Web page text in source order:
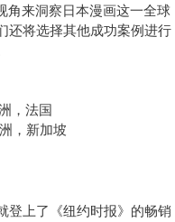
角来洞察日本漫画这一全球
还将选择其他成功案例进行
，法国
，新加坡
登上了《纽约时报》的畅销